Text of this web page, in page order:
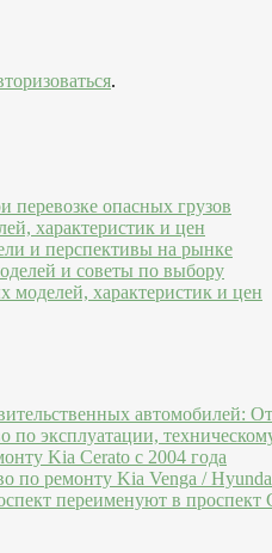
.
перевозке опасных грузов
характеристик и цен
и перспективы на рынке
и советы по выбору
моделей, характеристик и цен
автомобилей:
по эксплуатации,
Kia Cerato c 2004 года
по ремонту Kia Venga /
переименуют в проспект